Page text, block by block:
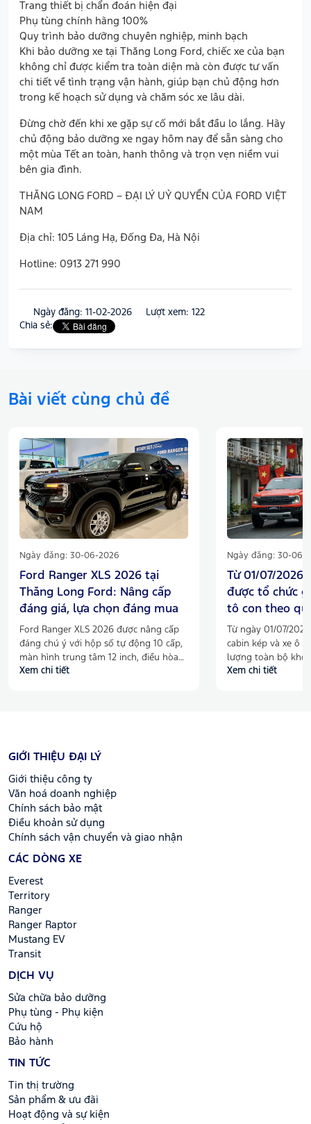
Trang thiết bị chẩn đoán hiện đại
Phụ tùng chính hãng 100%
Quy trình bảo dưỡng chuyên nghiệp, minh bạch
Khi bảo dưỡng xe tại Thăng Long Ford, chiếc xe của bạn
không chỉ được kiểm tra toàn diện mà còn được tư vấn
chi tiết về tình trạng vận hành, giúp bạn chủ động hơn
trong kế hoạch sử dụng và chăm sóc xe lâu dài.
Đừng chờ đến khi xe gặp sự cố mới bắt đầu lo lắng. Hãy
chủ động bảo dưỡng xe ngay hôm nay để sẵn sàng cho
một mùa Tết an toàn, hanh thông và trọn vẹn niềm vui
bên gia đình.
THĂNG LONG FORD – ĐẠI LÝ UỶ QUYỀN CỦA FORD VIỆT
NAM
Địa chỉ: 105 Láng Hạ, Đống Đa, Hà Nội
Hotline: 0913 271 990
Ngày đăng: 11-02-2026
Lượt xem: 122
Chia sẻ:
Bài viết cùng chủ đề
Ngày đăng: 30-06-2026
Ford Ranger XLS 2026 tại
Thăng Long Ford: Nâng cấp
đáng giá, lựa chọn đáng mua
Ford Ranger XLS 2026 được nâng cấp
đáng chú ý với hộp số tự động 10 cấp,
màn hình trung tâm 12 inch, điều hòa
tự động 2 vùng, cửa gió hàng ghế sau
Xem chi tiết
Ngày đăng: 30-06-
Từ 01/07/2026:
được tổ chức
tô con theo
Từ ngày 01/07/
cabin kép và xe ô
lượng toàn bộ
sẽ được tổ chức
Xem chi tiết
GIỚI THIỆU ĐẠI LÝ
Giới thiệu công ty
Văn hoá doanh nghiệp
Chính sách bảo mật
Điều khoản sử dụng
Chính sách vận chuyển và giao nhận
CÁC DÒNG XE
Everest
Territory
Ranger
Ranger Raptor
Mustang EV
Transit
DỊCH VỤ
Sửa chữa bảo dưỡng
Phụ tùng - Phụ kiện
Cứu hộ
Bảo hành
TIN TỨC
Tin thị trường
Sản phẩm & ưu đãi
Hoạt động và sự kiện